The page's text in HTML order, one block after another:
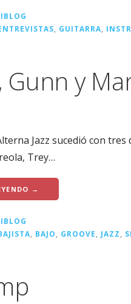
GUITARRA
Gunn y
Jazz sucedió con
Trey…
→
BAJO GROOVE JAZZ